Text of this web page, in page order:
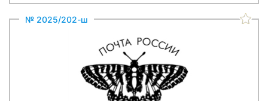
№ 2025/202-ш